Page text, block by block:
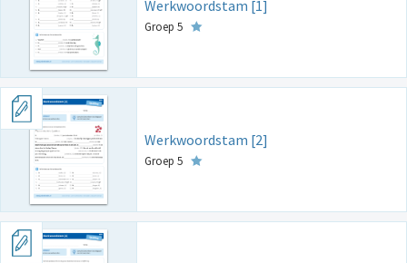
Werkwoordstam [1]
Groep 5
Werkwoordstam [2]
Groep 5